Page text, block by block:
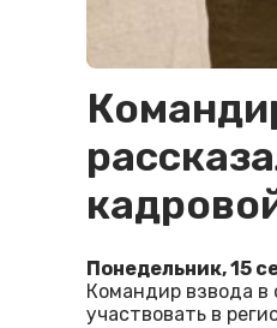
Понедельник, 15
Командир взвода в
участвовать в